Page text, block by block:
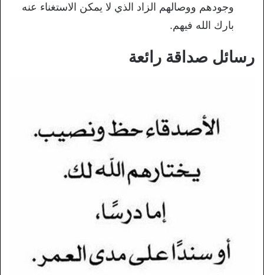
وجودهم ووصالهم الزاد الذي لا يمكن الاستغناء عنه
بارك الله فيهم.
رسائل صداقة رائعة